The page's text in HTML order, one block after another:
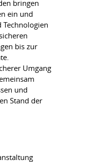
bringen
ein und
bis zur
Umgang
und
Stand der